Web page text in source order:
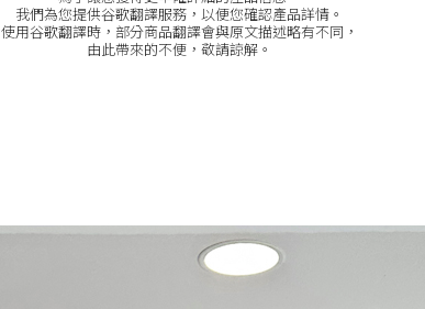
我們為您提供谷歌翻譯服務，以便您確認產品詳情。
使用谷歌翻譯時，部分商品翻譯會與原文描述略有不同，
由此帶來的不便，敬請諒解。